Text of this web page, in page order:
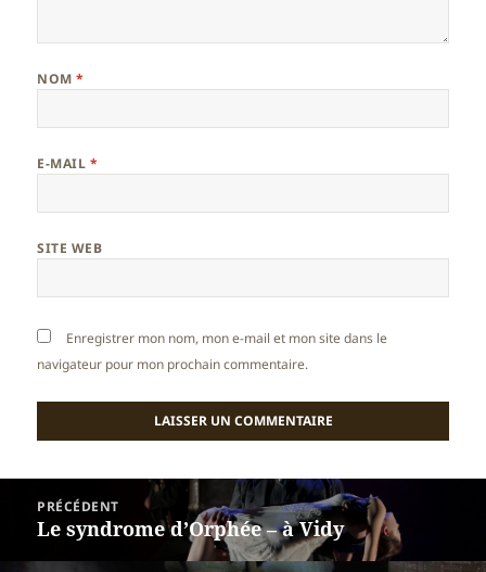
NOM*
E-MAIL *
SITE WEB
Enregistrer mon nom, mon e-mail et mon site dans le
navigateur pour mon prochain commentaire.
l’article
PRÉCÉDENT
Article
Le syndrome d’Orphée – à Vidy